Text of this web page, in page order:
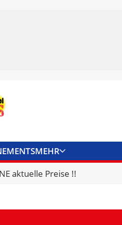
MEHR
KONTAKT
aktuelle Preise !!